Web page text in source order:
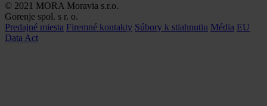
© 2021 MORA Moravia s.r.o.
Gorenje spol. s r. o.
Predajné miesta Firemné kontakty Súbory k stiahnutiu Média EU
Data Act